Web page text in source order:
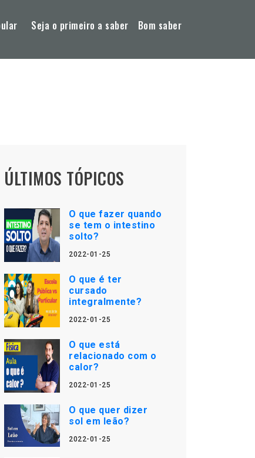
Seja o primeiro a saber Bom saber
ÚLTIMOS TÓPICOS
O que fazer quando
se tem o intestino
solto?
2022-01-25
O que é ter
cursado
integralmente?
2022-01-25
O que está
relacionado com o
calor?
2022-01-25
O que quer dizer
sol em leão?
2022-01-25